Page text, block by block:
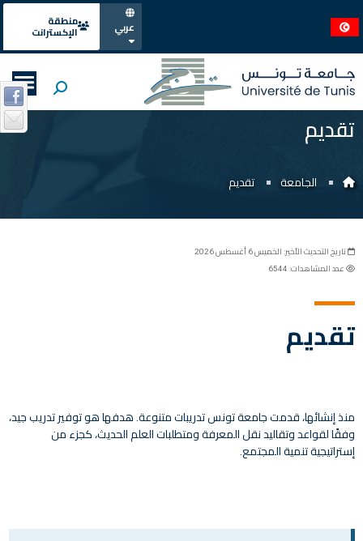
عربي
منطقة
الإكسترانت
تقديم
الجامعة تقديم
تاريخ التحديث الأخير: الخميس 6 أغسطس 2026
عدد المشاهدات: 6544
تقديم
منذ إنشائها، قدمت جامعة تونس تدريبات متنوعة. هدفها هو توفير تدريب جيد،
وفقًا لقواعد وتقاليد نقل المعرفة ومتطلبات العلم الحديث، كجزء من
إستراتيجية تنمية المجتمع.